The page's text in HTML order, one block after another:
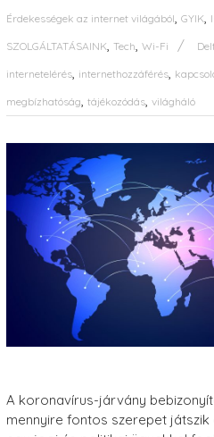
Érdekességek az internet világából, GYIK,
SZOLGÁLTATÁSAINK, Tech, Wi-Fi
internetelérés, internethozzáférés,
megbízhatóság, tájékozódás, világháló
A koronavírus-járvány
mennyire fontos szerepet